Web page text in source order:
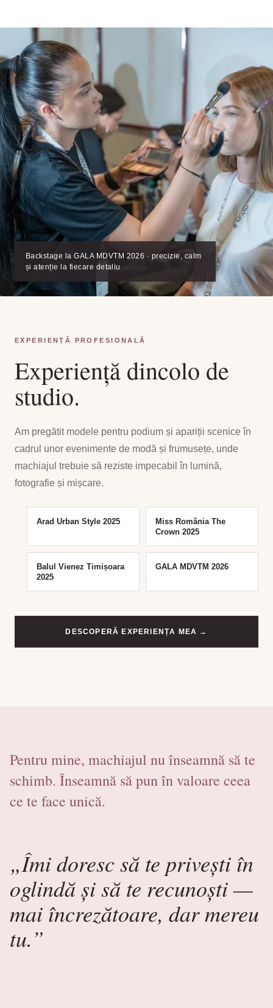
Backstage la GALA MDVTM 2026 · precizie, calm
și atenție la fiecare detaliu
EXPERIENȚĂ PROFESIONALĂ
Experiență dincolo de
studio.
Am pregătit modele pentru podium și apariții scenice în
cadrul unor evenimente de modă și frumusețe, unde
machiajul trebuie să reziste impecabil în lumină,
fotografie și mișcare.
Arad Urban Style 2025
Miss România The
Crown 2025
Balul Vienez Timișoara
2025
GALA MDVTM 2026
DESCOPERĂ EXPERIENȚA MEA →
Pentru mine, machiajul nu înseamnă să te
schimb. Înseamnă să pun în valoare ceea
ce te face unică.
„Îmi doresc să te privești în
oglindă și să te recunoști —
mai încrezătoare, dar mereu
tu.”